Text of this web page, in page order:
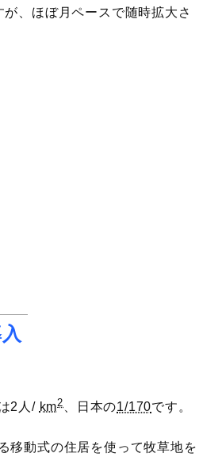
、ほぼ月ペースで随時拡大さ
2人/ km2 、日本の1/170です。
移動式の住居を使って牧草地を